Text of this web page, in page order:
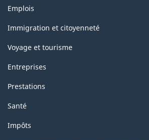
Thèmes
sujets
Emplois
Immigration et citoyenneté
Voyage et tourisme
Entreprises
Prestations
Santé
Impôts